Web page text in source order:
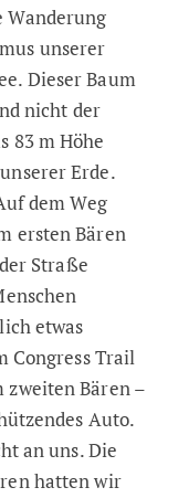
Wanderung
unserer
Dieser Baum
nicht der
83 m Höhe
Erde.
dem Weg
ersten Bären
Straße
etwas
Congress Trail
zweiten Bären –
Auto.
an uns. Die
hatten wir